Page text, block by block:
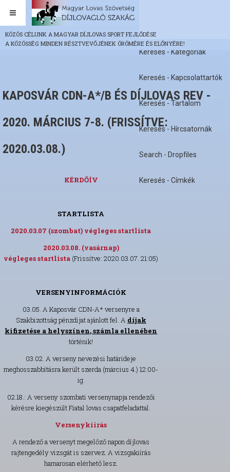
Keresés - Kategóriák
Keresés - Kapcsolattartók
Keresés - Tartalom
Keresés - Hírcsatornák
Search - Dropfiles
Keresés - Címkék
KÖZÖS CÉLUNK A MAGYAR DÍJLOVAS SPORT FEJLŐDÉSE
A KÖZÖSSÉG MINDEN RÉSZTVEVŐJÉNEK ÖRÖMÉRE ÉS ELŐNYÉRE!
KAPOSVÁR CDN-A*/B ÉS DÍJLOVAS REV -
2020. MÁRCIUS 7-8. (FRISSÍTVE:
2020.03.08.)
KÉRDŐÍV
STARTLISTA
2020.03.07 (szombat) végleges startlista
2020.03.08. (vasárnap)
végleges startlista (Frissítve: 2020.03.07. 21:05)
VERSENYINFORMÁCIÓK
03.05. A Kaposvár CDN-A* versenyre a
Szakbizottság pénzdíjat ajánlott fel. A díjak
kifizetése a helyszínen, számla ellenében
történik!
03.02. A verseny nevezési határideje
meghosszabbításra került szerda (március 4.) 12:00-
ig.
02.18.: A verseny szombati versenynapja rendezői
kérésre kiegészült Fiatal lovas csapatfeladattal.
Versenykiírás
A rendező a versenyt megelőző napon díjlovas
rajtengedély vizsgát is szervez. A vizsgakiírás
hamarosan elérhető lesz.